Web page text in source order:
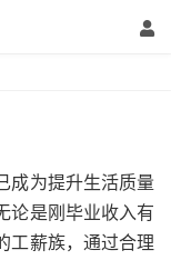
成为提升生活质量
论是刚毕业收入有
工薪族，通过合理